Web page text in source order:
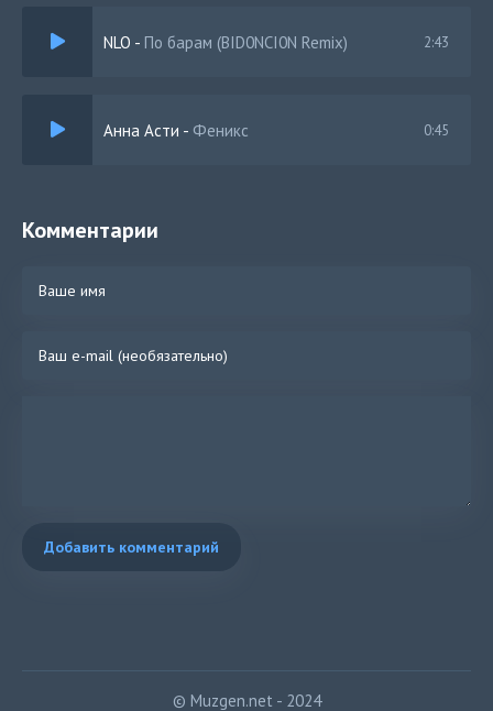
NLO - По барам (BID0NCI0N Remix) 2:43
Анна Асти - Феникс 0:45
Комментарии
Добавить комментарий
© Muzgen.net - 2024